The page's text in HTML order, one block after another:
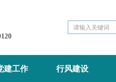
建工作 行风建设